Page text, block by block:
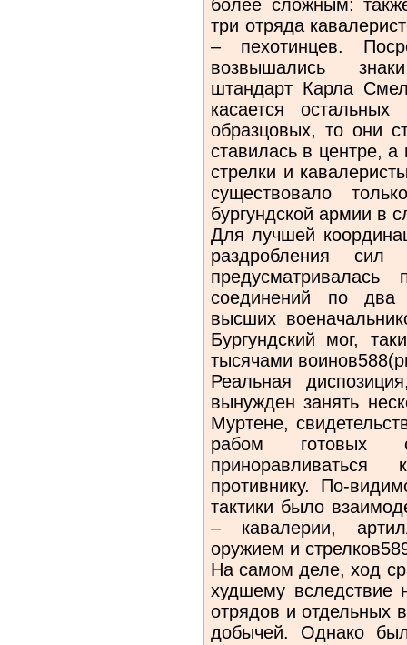
более сложным:
три отряда
– пехотинцев.
возвышались
штандарт Карла
касается
образцовых, то они
ставилась в центре,
стрелки и
существовало
бургундской армии в
Для лучшей
раздробления сил
предусматривалась
соединений по два
высших
Бургундский мог,
тысячами
Реальная
вынужден занять
Муртене,
рабом
противнику. По-
тактики было
– кавалерии,
оружием и
На самом деле, ход
худшему вследствие
отрядов и отдельных
добычей. Однако